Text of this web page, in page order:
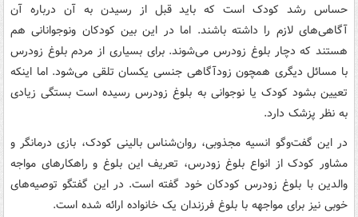
حساس رشد کودک است که باید قبل از رسیدن به آن درباره آن
آگاهی‌های لازم را داشته باشند. اما در این بین کودکان ونوجوانانی هم
هستند که دچار بلوغ زودرس می‌شوند. برای بسیاری از مردم بلوغ زودرس
با مسائل دیگری همچون زودآگاهی جنسی یکسان تلقی می‌شود. اما اینکه
تعیین بشود کودک یا نوجوانی به بلوغ زودرس رسیده است بستگی زیادی
به نظر پزشک دارد.
در این گفت‌وگو انسیه مجذوبی، روان‌شناس بالینی کودک، بازی درمانگر و
مشاور کودک از انواع بلوغ زودرس، تعریف این بلوغ و راهکارهای مواجه
والدین با بلوغ زودرس کودکان خود گفته است. در این گفتگو توصیه‌های
خوبی نیز برای مواجهه با بلوغ فرزندان یک خانواده ارائه شده است.